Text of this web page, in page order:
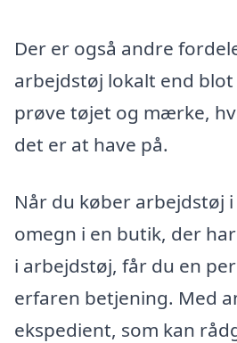
Der er også andre
arbejdstøj lokalt end
prøve tøjet og mærke,
det er at have på.
Når du køber arbejdstøj
omegn i en butik, der
i arbejdstøj, får du en
erfaren betjening. Med
ekspedient, som kan